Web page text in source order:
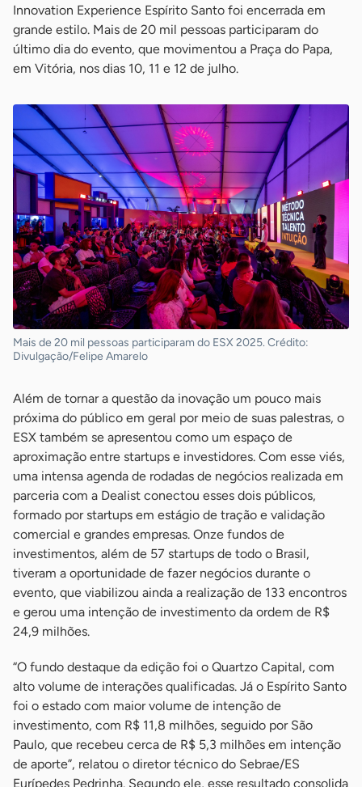
Innovation Experience Espírito Santo foi encerrada em
grande estilo. Mais de 20 mil pessoas participaram do
último dia do evento, que movimentou a Praça do Papa,
em Vitória, nos dias 10, 11 e 12 de julho.
Mais de 20 mil pessoas participaram do ESX 2025. Crédito:
Divulgação/Felipe Amarelo
Além de tornar a questão da inovação um pouco mais
próxima do público em geral por meio de suas palestras, o
ESX também se apresentou como um espaço de
aproximação entre startups e investidores. Com esse viés,
uma intensa agenda de rodadas de negócios realizada em
parceria com a Dealist conectou esses dois públicos,
formado por startups em estágio de tração e validação
comercial e grandes empresas. Onze fundos de
investimentos, além de 57 startups de todo o Brasil,
tiveram a oportunidade de fazer negócios durante o
evento, que viabilizou ainda a realização de 133 encontros
e gerou uma intenção de investimento da ordem de R$
24,9 milhões.
“O fundo destaque da edição foi o Quartzo Capital, com
alto volume de interações qualificadas. Já o Espírito Santo
foi o estado com maior volume de intenção de
investimento, com R$ 11,8 milhões, seguido por São
Paulo, que recebeu cerca de R$ 5,3 milhões em intenção
de aporte”, relatou o diretor técnico do Sebrae/ES
Eurípedes Pedrinha. Segundo ele, esse resultado consolida